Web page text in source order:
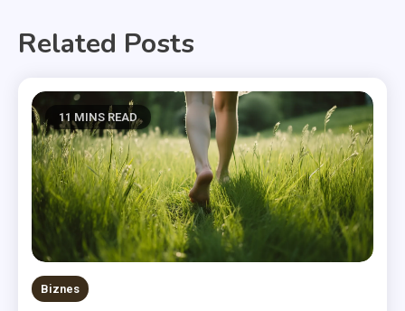
Related Posts
11 MINS READ
Biznes